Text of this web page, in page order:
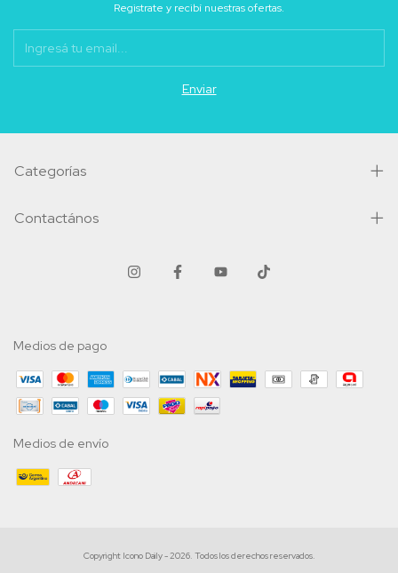
Registrate y recibí nuestras ofertas.
Categorías
Contactános
Medios de pago
Medios de envío
Copyright Icono Daily - 2026. Todos los derechos reservados.